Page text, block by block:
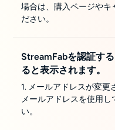
場合は、購入ページやキ
ださい。
StreamFabを認証す
ると表示されます。
1. メールアドレスが変
メールアドレスを使用し
い。